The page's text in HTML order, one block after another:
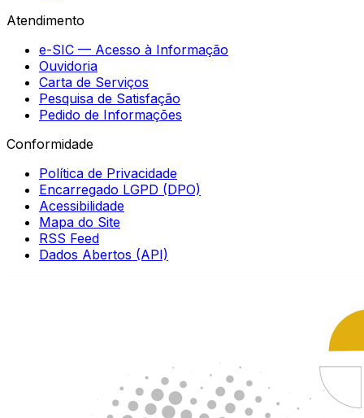
Atendimento
e-SIC — Acesso à Informação
Ouvidoria
Carta de Serviços
Pesquisa de Satisfação
Pedido de Informações
Conformidade
Política de Privacidade
Encarregado LGPD (DPO)
Acessibilidade
Mapa do Site
RSS Feed
Dados Abertos (API)